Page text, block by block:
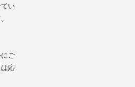
い
ご
応